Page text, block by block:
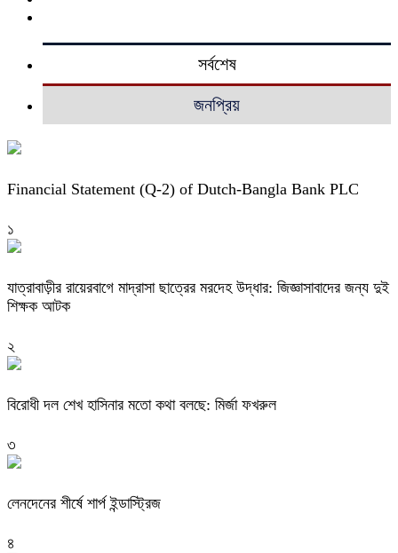
সর্বশেষ
জনপ্রিয়
Financial Statement (Q-2) of Dutch-Bangla Bank PLC
১
যাত্রাবাড়ীর রায়েরবাগে মাদ্রাসা ছাত্রের মরদেহ উদ্ধার: জিজ্ঞাসাবাদের জন্য দুই
শিক্ষক আটক
২
বিরোধী দল শেখ হাসিনার মতো কথা বলছে: মির্জা ফখরুল
৩
লেনদেনের শীর্ষে শার্প ইন্ডাস্ট্রিজ
৪